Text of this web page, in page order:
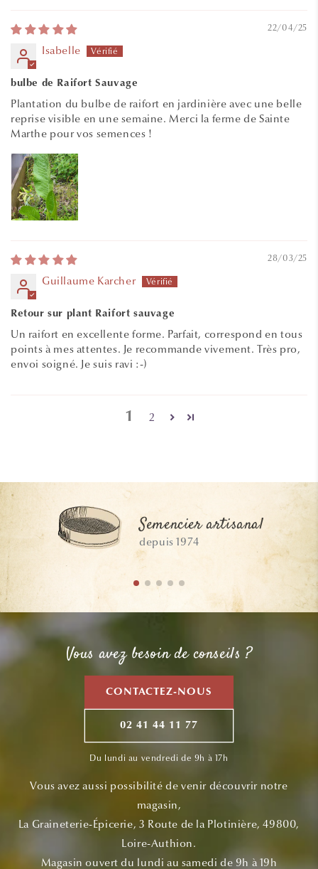
22/04/25
Isabelle
bulbe de Raifort Sauvage
Plantation du bulbe de raifort en jardinière avec une belle
reprise visible en une semaine. Merci la ferme de Sainte
Marthe pour vos semences !
28/03/25
Guillaume Karcher
Retour sur plant Raifort sauvage
Un raifort en excellente forme. Parfait, correspond en tous
points à mes attentes. Je recommande vivement. Très pro,
envoi soigné. Je suis ravi :-)
1 2
Semencier artisanal
depuis 1974
Vous avez besoin de conseils ?
CONTACTEZ-NOUS
02 41 44 11 77
Du lundi au vendredi de 9h à 17h
Vous avez aussi possibilité de venir découvrir notre
magasin,
La Graineterie-Épicerie, 3 Route de la Plotinière, 49800,
Loire-Authion.
Magasin ouvert du lundi au samedi de 9h à 19h